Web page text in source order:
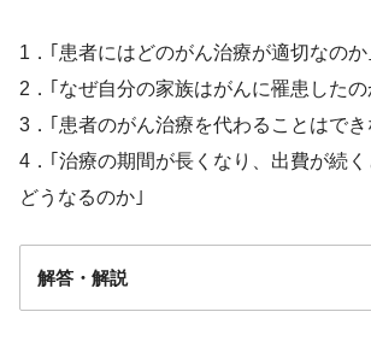
1．｢患者にはどのがん治療が適切なのか｣
2．｢なぜ自分の家族はがんに罹患したの
3．｢患者のがん治療を代わることはでき
4．｢治療の期間が長くなり、出費が続
どうなるのか｣
解答・解説